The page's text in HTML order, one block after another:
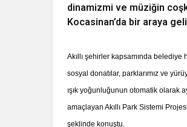
dinamizmi ve müziğin
Kocasinan’da bir araya
Akıllı şehirler kapsamında
sosyal donatılar, parklarımız ve
ışık yoğunluğunun otomatik olarak
amaçlayan Akıllı Park Sistemi
şeklinde konuştu.